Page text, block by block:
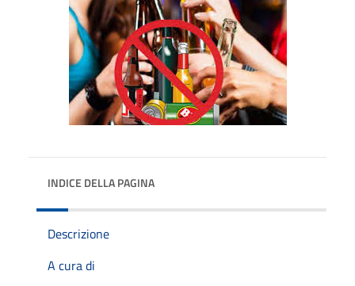
INDICE DELLA PAGINA
Descrizione
A cura di